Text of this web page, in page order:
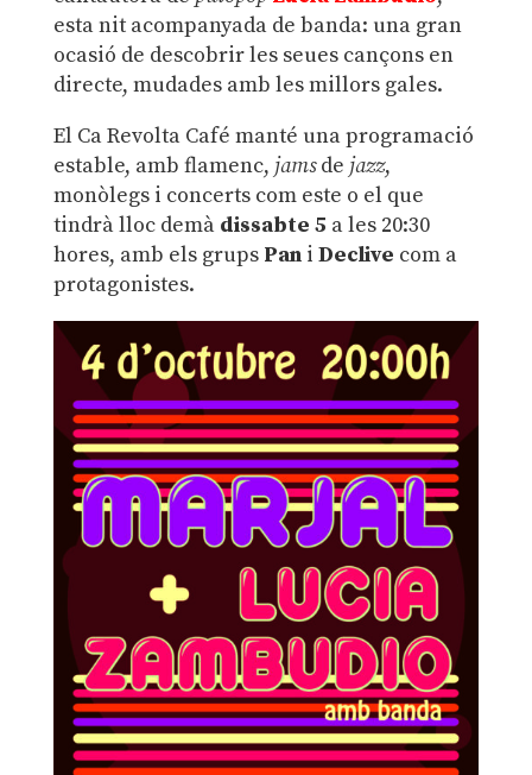
esta nit acompanyada de banda: una gran
ocasió de descobrir les seues cançons en
directe, mudades amb les millors gales.
El Ca Revolta Café manté una programació
estable, amb flamenc, jamsde jazz,
monòlegs i concerts com este o el que
tindrà lloc demà dissabte 5 a les 20:30
hores, amb els grups Pani Declive com a
protagonistes.